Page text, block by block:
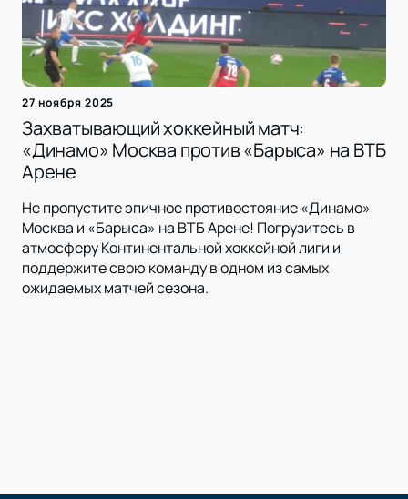
27 ноября 2025
Захватывающий хоккейный матч:
«Динамо» Москва против «Барыса» на ВТБ
Арене
Не пропустите эпичное противостояние «Динамо»
Москва и «Барыса» на ВТБ Арене! Погрузитесь в
атмосферу Континентальной хоккейной лиги и
поддержите свою команду в одном из самых
ожидаемых матчей сезона.